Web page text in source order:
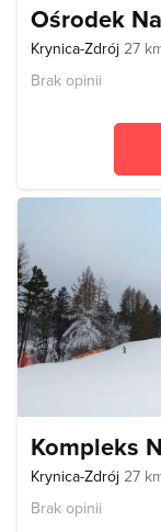
Ośrodek
Krynica-Zdrój 27
Brak opinii
Kompleks
Krynica-Zdrój 27
Brak opinii